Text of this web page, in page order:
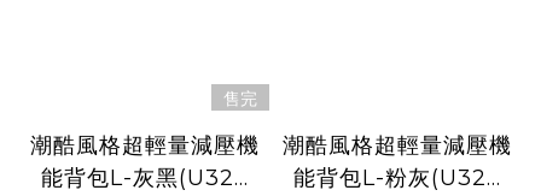
售完
潮酷風格超輕量減壓機
能背包L-灰黑(U329
潮酷風格超輕量減壓機
能背包L-粉灰(U329